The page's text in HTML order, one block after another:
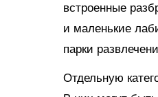
встроенные
и маленькие
парки
Отдельную